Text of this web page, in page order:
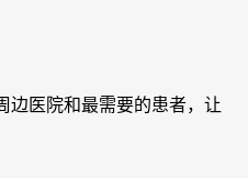
边医院和最需要的患者，让